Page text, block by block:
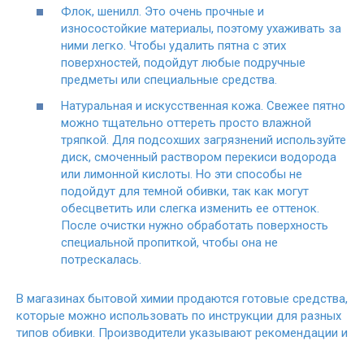
Флок, шенилл. Это очень прочные и
износостойкие материалы, поэтому ухаживать за
ними легко. Чтобы удалить пятна с этих
поверхностей, подойдут любые подручные
предметы или специальные средства.
Натуральная и искусственная кожа. Свежее пятно
можно тщательно оттереть просто влажной
тряпкой. Для подсохших загрязнений используйте
диск, смоченный раствором перекиси водорода
или лимонной кислоты. Но эти способы не
подойдут для темной обивки, так как могут
обесцветить или слегка изменить ее оттенок.
После очистки нужно обработать поверхность
специальной пропиткой, чтобы она не
потрескалась.
В магазинах бытовой химии продаются готовые средства,
которые можно использовать по инструкции для разных
типов обивки. Производители указывают рекомендации и